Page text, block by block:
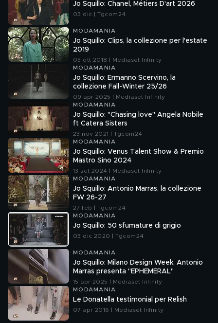
Jo Squillo: Chanel, Métiers D'art 2026
03 dic | Tgcom24
MODAMANIA
Jo Squillo: Clips, la collezione per l'estate
2019
05 ott 2018 | Mediaset Infinity
MODAMANIA
Jo Squillo: Ermanno Scervino, la
collezione Fall-Winter 25/26
09 apr 2025 | Mediaset Infinity
MODAMANIA
Jo Squillo: "Chasing love" Angela Nobile
ft Catera Sisters
23 nov 2021 | Tgcom24
MODAMANIA
Jo Squillo: Venus Talent Show & Premio
Mastro Sino 2024
13 set 2024 | Mediaset Infinity
MODAMANIA
Jo Squillo: Antonio Marras, la collezione
FW 26-27
27 feb | Tgcom24
MODAMANIA
Jo Squillo: 50 sfumature di grigio
03 dic 2020 | Tgcom24
MODAMANIA
Jo Squillo: Milano Design Week, Antonio
Marras presenta "EPHEMERAL"
15 apr 2025 | Mediaset Infinity
MODAMANIA
Le Donatella testimonial per Relish
07 apr 2016 | Mediaset Infinity